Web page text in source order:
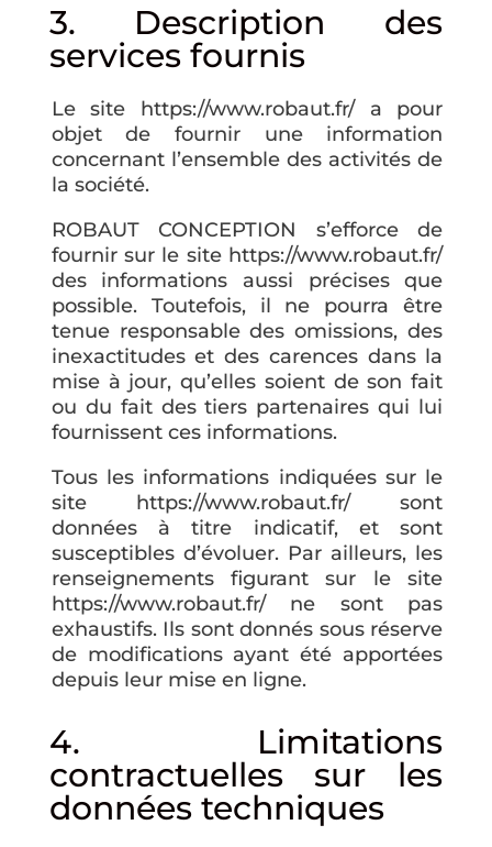
3. Description des
services fournis
Le site https://www.robaut.fr/ a pour
objet de fournir une information
concernant l’ensemble des activités de
la société.
ROBAUT CONCEPTION s’efforce de
fournir sur le site https://www.robaut.fr/
des informations aussi précises que
possible. Toutefois, il ne pourra être
tenue responsable des omissions, des
inexactitudes et des carences dans la
mise à jour, qu’elles soient de son fait
ou du fait des tiers partenaires qui lui
fournissent ces informations.
Tous les informations indiquées sur le
site https://www.robaut.fr/ sont
données à titre indicatif, et sont
susceptibles d’évoluer. Par ailleurs, les
renseignements figurant sur le site
https://www.robaut.fr/ ne sont pas
exhaustifs. Ils sont donnés sous réserve
de modifications ayant été apportées
depuis leur mise en ligne.
4. Limitations
contractuelles sur les
données techniques